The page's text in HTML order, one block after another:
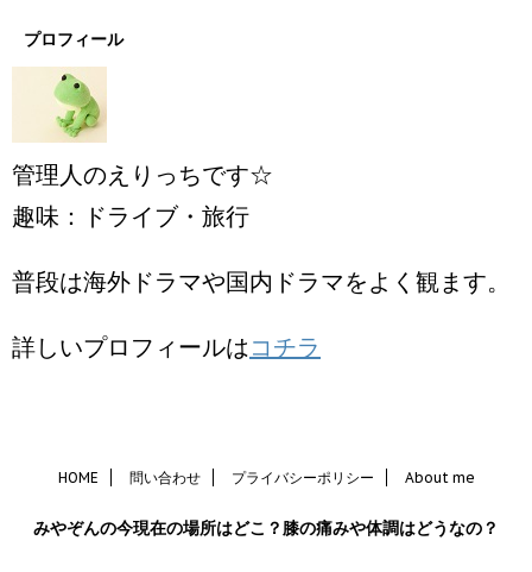
プロフィール
管理人のえりっちです☆
趣味：ドライブ・旅行
普段は海外ドラマや国内ドラマをよく観ます。
詳しいプロフィールはコチラ
HOME 問い合わせ プライバシーポリシー About me
みやぞんの今現在の場所はどこ？膝の痛みや体調はどうなの？